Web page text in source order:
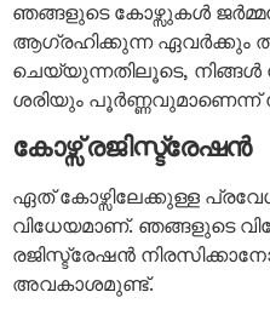
ഞങ്ങളുടെ കോഴ്സുകൾ
ആഗ്രഹിക്കുന്ന ഏവർക്കും
ചെയ്യുന്നതിലൂടെ,
ശരിയും പൂർണ്ണവുമാണെന്ന്
കോഴ്സ് രജിസ്ട്രേഷൻ
ഏത് കോഴ്സിലേക്കുള്ള
വിധേയമാണ്. ഞങ്ങളുടെ
രജിസ്ട്രേഷൻ
അവകാശമുണ്ട്.